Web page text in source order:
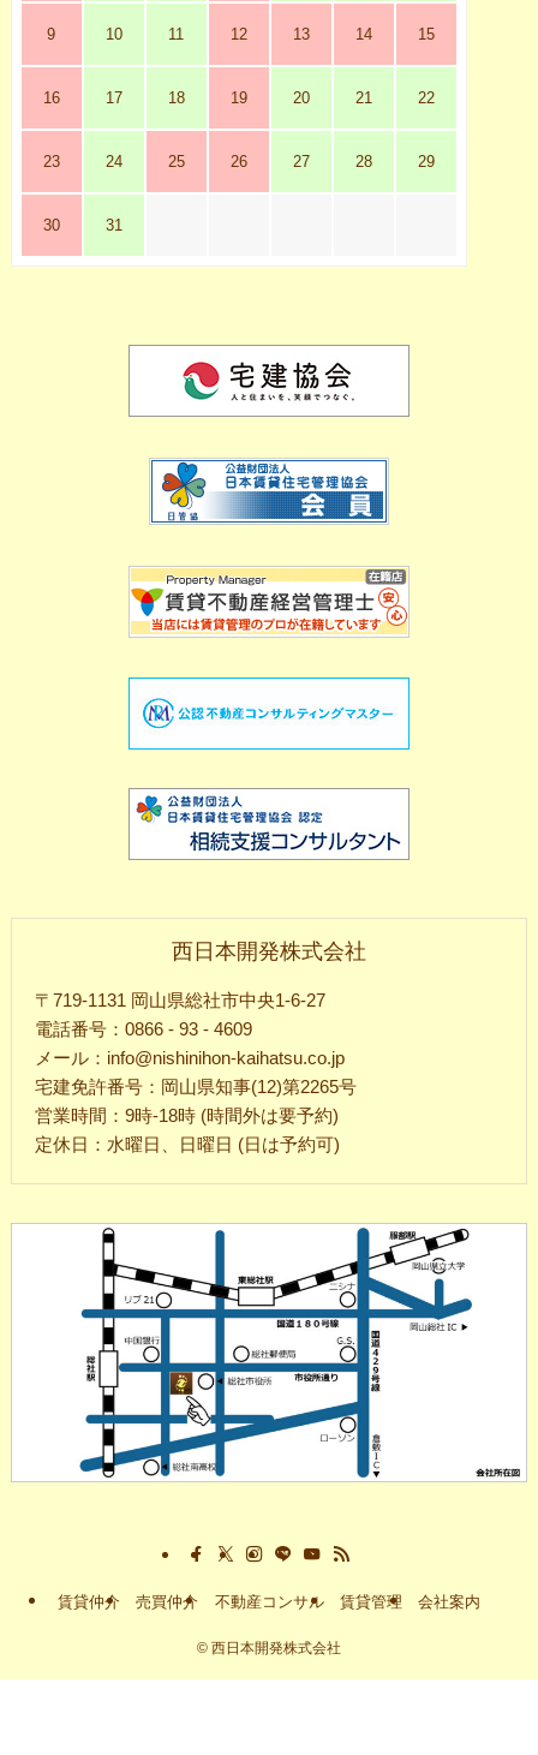
9 10 11 12 13 14 15
16 17 18 19 20 21 22
23 24 25 26 27 28 29
30 31
西日本開発株式会社
〒719-1131 岡山県総社市中央1-6-27
電話番号：0866 - 93 - 4609
メール：info@nishinihon-kaihatsu.co.jp
宅建免許番号：岡山県知事(12)第2265号
営業時間：9時-18時 (時間外は要予約)
定休日：水曜日、日曜日 (日は予約可)
賃貸仲介 売買仲介 不動産コンサル 賃貸管理 会社案内
© 西日本開発株式会社